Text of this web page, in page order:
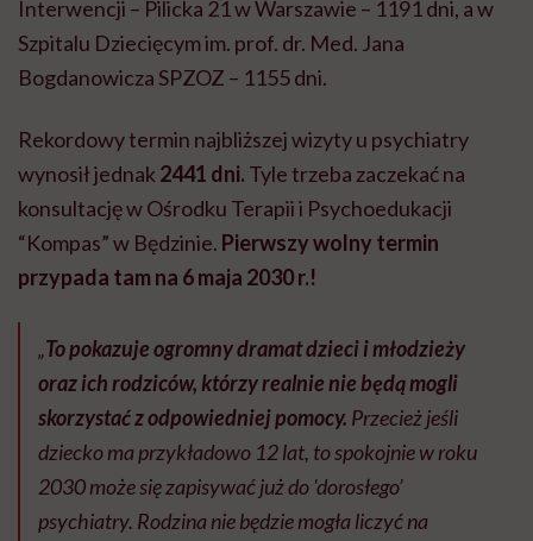
Interwencji – Pilicka 21 w Warszawie – 1191 dni, a w
Szpitalu Dziecięcym im. prof. dr. Med. Jana
Bogdanowicza SPZOZ – 1155 dni.
Rekordowy termin najbliższej wizyty u psychiatry
wynosił jednak 2441 dni. Tyle trzeba zaczekać na
konsultację w Ośrodku Terapii i Psychoedukacji
“Kompas” w Będzinie. Pierwszy wolny termin
przypada tam na 6 maja 2030 r.!
„To pokazuje ogromny dramat dzieci i młodzieży
oraz ich rodziców, którzy realnie nie będą mogli
skorzystać z odpowiedniej pomocy. Przecież jeśli
dziecko ma przykładowo 12 lat, to spokojnie w roku
2030 może się zapisywać już do 'dorosłego’
psychiatry. Rodzina nie będzie mogła liczyć na